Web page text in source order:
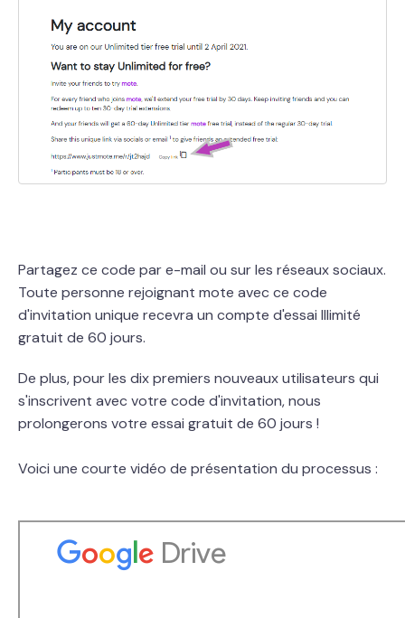
Partagez ce code par e-mail ou sur les réseaux sociaux.
Toute personne rejoignant mote avec ce code
d'invitation unique recevra un compte d'essai Illimité
gratuit de 60 jours.
De plus, pour les dix premiers nouveaux utilisateurs qui
s'inscrivent avec votre code d'invitation,nous
prolongerons votre essai gratuit de 60 jours !
Voici une courte vidéo de présentation du processus :